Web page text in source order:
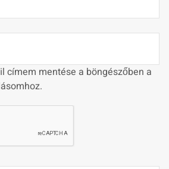
címem mentése a böngészőben a